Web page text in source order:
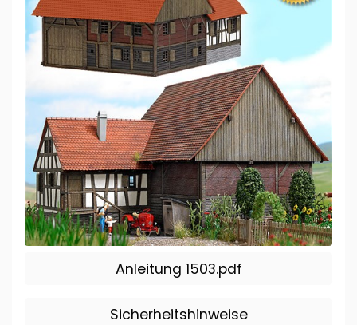
Anleitung 1503.pdf
Sicherheitshinweise